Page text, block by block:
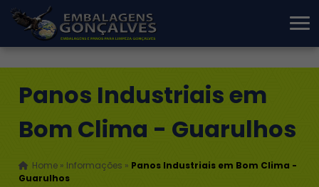
Panos Industriais em
Bom Clima - Guarulhos
Home » Informações » Panos Industriais em Bom Clima -
Guarulhos